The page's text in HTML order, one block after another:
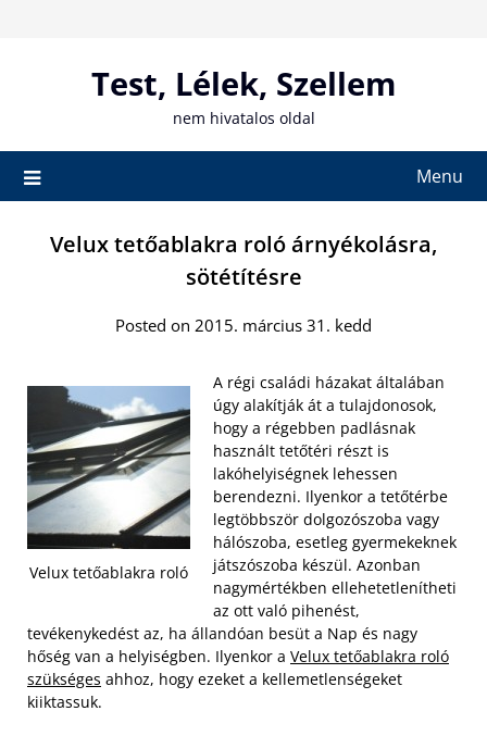
Test, Lélek, Szellem
nem hivatalos oldal
Menu
Velux tetőablakra roló árnyékolásra,
sötétítésre
Posted on 2015. március 31. kedd
Velux tetőablakra roló
A régi családi házakat általában
úgy alakítják át a tulajdonosok,
hogy a régebben padlásnak
használt tetőtéri részt is
lakóhelyiségnek lehessen
berendezni. Ilyenkor a tetőtérbe
legtöbbször dolgozószoba vagy
hálószoba, esetleg gyermekeknek
játszószoba készül. Azonban
nagymértékben ellehetetlenítheti
az ott való pihenést,
tevékenykedést az, ha állandóan besüt a Nap és nagy
hőség van a helyiségben. Ilyenkor a Velux tetőablakra roló
szükséges ahhoz, hogy ezeket a kellemetlenségeket
kiiktassuk.